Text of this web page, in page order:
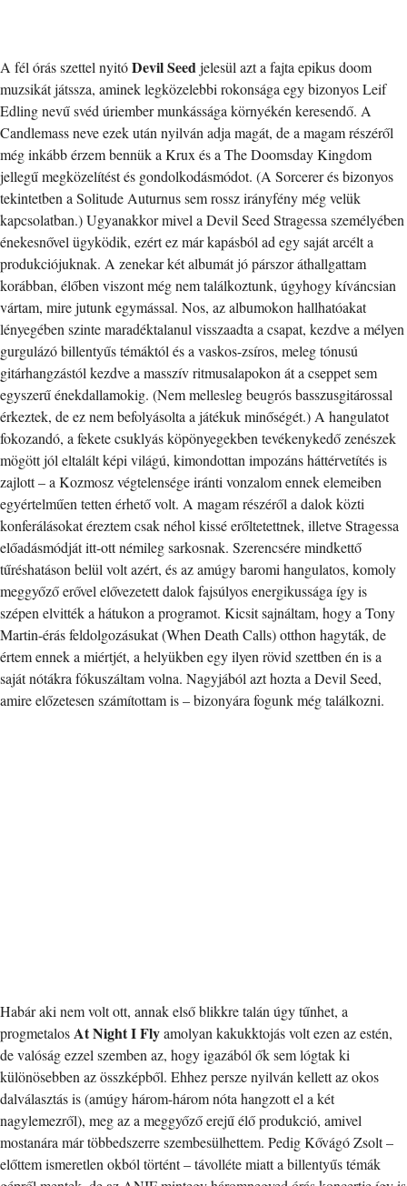
A fél órás szettel nyitóDevil Seedjelesül azt a fajta epikus doom
muzsikát játssza, aminek legközelebbi rokonsága egy bizonyos Leif
Edling nevű svéd úriember munkássága környékén keresendő. A
Candlemass neve ezek után nyilván adja magát, de a magam részéről
még inkább érzem bennük a Krux és a The Doomsday Kingdom
jellegű megközelítést és gondolkodásmódot. (A Sorcerer és bizonyos
tekintetben a Solitude Auturnus sem rossz irányfény még velük
kapcsolatban.) Ugyanakkor mivel a Devil Seed Stragessa személyében
énekesnővel ügyködik, ezért ez már kapásból ad egy saját arcélt a
produkciójuknak. A zenekar két albumát jó párszor áthallgattam
korábban, élőben viszont még nem találkoztunk, úgyhogy kíváncsian
vártam, mire jutunk egymással. Nos, az albumokon hallhatóakat
lényegében szinte maradéktalanul visszaadta a csapat, kezdve a mélyen
gurgulázó billentyűs témáktól és a vaskos-zsíros, meleg tónusú
gitárhangzástól kezdve a masszív ritmusalapokon át a cseppet sem
egyszerű énekdallamokig. (Nem mellesleg beugrós basszusgitárossal
érkeztek, de ez nem befolyásolta a játékuk minőségét.) A hangulatot
fokozandó, a fekete csuklyás köpönyegekben tevékenykedő zenészek
mögött jól eltalált képi világú, kimondottan impozáns háttérvetítés is
zajlott – a Kozmosz végtelensége iránti vonzalom ennek elemeiben
egyértelműen tetten érhető volt. A magam részéről a dalok közti
konferálásokat éreztem csak néhol kissé erőltetettnek, illetve Stragessa
előadásmódját itt-ott némileg sarkosnak. Szerencsére mindkettő
tűréshatáson belül volt azért, és az amúgy baromi hangulatos, komoly
meggyőző erővel elővezetett dalok fajsúlyos energikussága így is
szépen elvitték a hátukon a programot. Kicsit sajnáltam, hogy a Tony
Martin-érás feldolgozásukat (When Death Calls) otthon hagyták, de
értem ennek a miértjét, a helyükben egy ilyen rövid szettben én is a
saját nótákra fókuszáltam volna. Nagyjából azt hozta a Devil Seed,
amire előzetesen számítottam is – bizonyára fogunk még találkozni.
Habár aki nem volt ott, annak első blikkre talán úgy tűnhet, a
progmetalosAt Night I Flyamolyan kakukktojás volt ezen az estén,
de valóság ezzel szemben az, hogy igazából ők sem lógtak ki
különösebben az összképből. Ehhez persze nyilván kellett az okos
dalválasztás is (amúgy három-három nóta hangzott el a két
nagylemezről), meg az a meggyőző erejű élő produkció, amivel
mostanára már többedszerre szembesülhettem. Pedig Kővágó Zsolt –
előttem ismeretlen okból történt – távolléte miatt a billentyűs témák